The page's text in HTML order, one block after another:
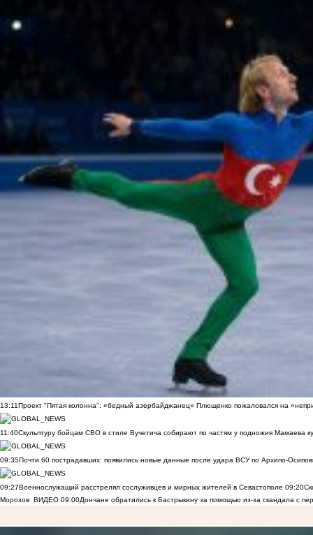
13:11Проект "Пятая колонна": «бедный азербайджанец» Плющенко пожаловался на
11:40Скульптуру бойцам СВО в стиле Вучетича собирают по частям у подножия Мамаева
09:35Почти 60 пострадавших: появились новые данные после удара ВСУ по Архипо-
09:27Военнослужащий расстрелял сослуживцев и мирных жителей в Севастополе 09:20
Морозов ВИДЕО 09:00Дончане обратились к Бастрыкину за помощью из-за скандала с